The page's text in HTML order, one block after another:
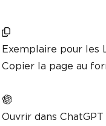
Exemplaire pour les
Copier la page au
Ouvrir dans ChatGPT